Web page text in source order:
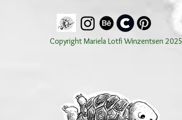
Copyright Mariela Lotfi Winzentsen 2025